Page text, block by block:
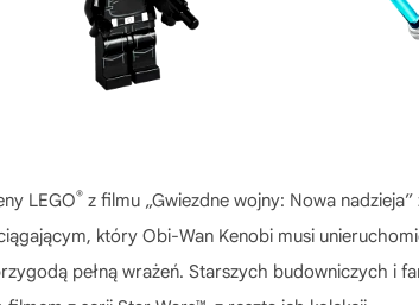
LEGO® z filmu „Gwiezdne wojny: Nowa
który Obi-Wan Kenobi musi
pełną wrażeń. Starszych budowniczych i